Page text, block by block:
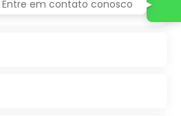
Entre em contato conosco